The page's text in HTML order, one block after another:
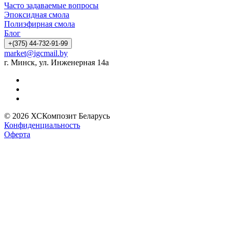
Часто задаваемые вопросы
Эпоксидная смола
Полиэфирная смола
Блог
+(375) 44-732-91-99
market@igcmail.by
г. Минск, ул. Инженерная 14а
© 2026 ХСКомпозит Беларусь
Конфиденциальность
Оферта